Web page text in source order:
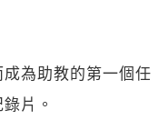
為助教的第一個任
片。